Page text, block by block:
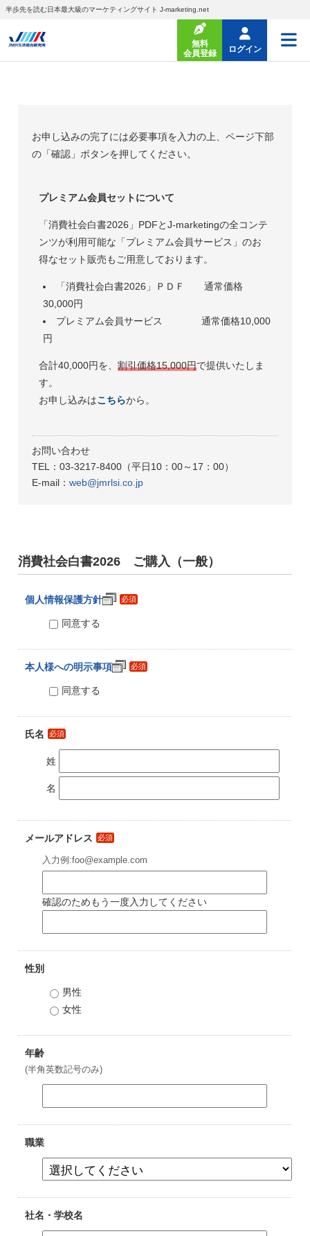
半歩先を読む日本最大級のマーケティングサイト J-marketing.net
無料
会員登録
ログイン
お申し込みの完了には必要事項を入力の上、ページ下部
の「確認」ボタンを押してください。
プレミアム会員セットについて
「消費社会白書2026」PDFとJ-marketingの全コンテ
ンツが利用可能な「プレミアム会員サービス」のお
得なセット販売もご用意しております。
「消費社会白書2026」ＰＤＦ 通常価格
30,000円
プレミアム会員サービス 通常価格10,000
円
合計40,000円を、割引価格15,000円で提供いたしま
す。
お申し込みはこちらから。
お問い合わせ
TEL：03-3217-8400（平日10：00～17：00）
E-mail：web@jmrlsi.co.jp
消費社会白書2026 ご購入（一般）
個人情報保護方針 必須
同意する
本人様への明示事項 必須
同意する
氏名 必須
姓
名
メールアドレス 必須
入力例:foo@example.com
確認のためもう一度入力してください
性別
男性
女性
年齢
(半角英数記号のみ)
職業
社名・学校名